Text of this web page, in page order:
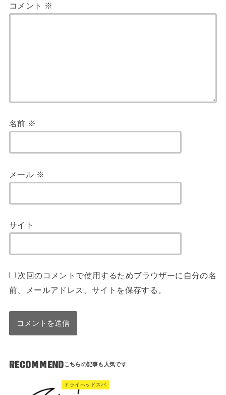
コメント ※
名前 ※
メール ※
サイト
次回のコメントで使用するためブラウザーに自分の名
前、メールアドレス、サイトを保存する。
RECOMMEND
ドライヘッドスパ